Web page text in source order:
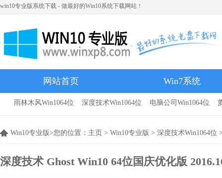
win10专业版系统下载 - 做最好的Win10系统下载网站！
网站首页 Win7系统
雨林木风
雨林木风Win1064位 深度技术Win1064位 电脑公司Win1064位
Win10专业版>您的位置： 主页 > Win10专业版 > 深度技术Win1064位
深度技术 Ghost Win10 64位国庆优化版